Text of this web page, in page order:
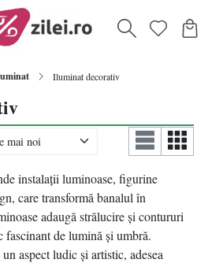
Iluminat decorativ
instalații luminoase, figurine
care transformă banalul în
adaugă strălucire și contururi
fascinant de lumină și umbră.
aspect ludic și artistic, adesea